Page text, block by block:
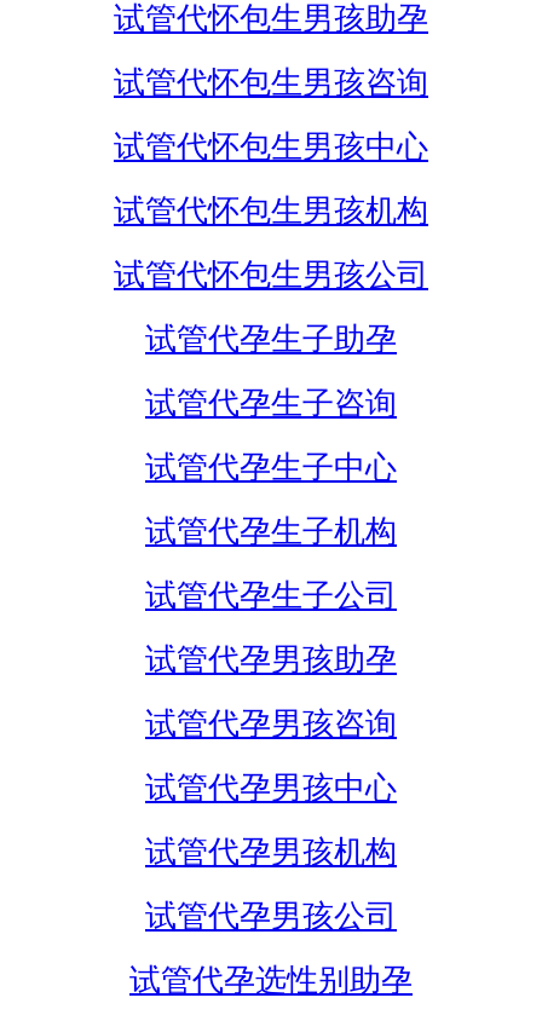
试管代怀包生男孩助孕
试管代怀包生男孩咨询
试管代怀包生男孩中心
试管代怀包生男孩机构
试管代怀包生男孩公司
试管代孕生子助孕
试管代孕生子咨询
试管代孕生子中心
试管代孕生子机构
试管代孕生子公司
试管代孕男孩助孕
试管代孕男孩咨询
试管代孕男孩中心
试管代孕男孩机构
试管代孕男孩公司
试管代孕选性别助孕